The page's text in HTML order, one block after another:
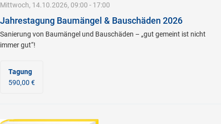
Mittwoch, 14.10.2026, 09:00 - 17:00
Jahrestagung Baumängel & Bauschäden 2026
Sanierung von Baumängel und Bauschäden – „gut gemeint ist nicht
immer gut“!
Tagung
590,00 €